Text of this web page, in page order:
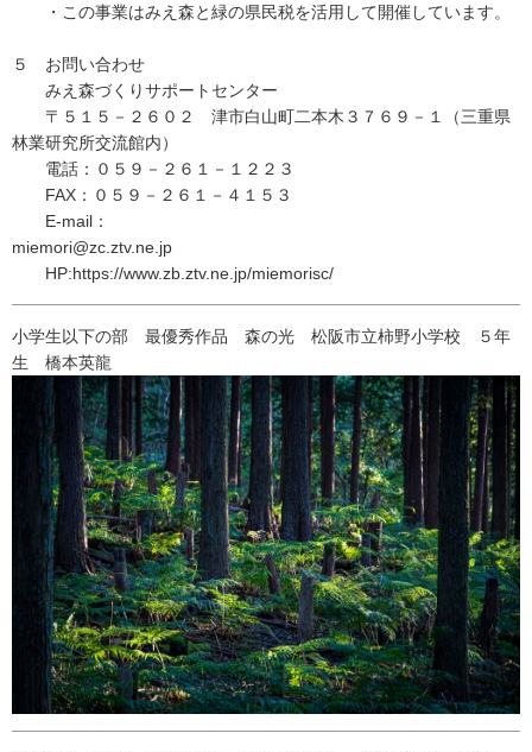
・この事業はみえ森と緑の県民税を活用して開催しています。
５ お問い合わせ
みえ森づくりサポートセンター
〒５１５－２６０２ 津市白山町二本木３７６９－１（三重県
林業研究所交流館内）
電話：０５９－２６１－１２２３
FAX：０５９－２６１－４１５３
E-mail：
HP:https://www.zb.ztv.ne.jp/miemorisc/
小学生以下の部 最優秀作品 森の光 松阪市立柿野小学校 ５年
生 橋本英龍